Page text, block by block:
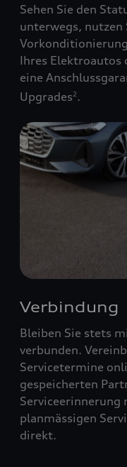
Sehen Sie den
unterwegs, nutzen
Ihres Elektroautos
eine
Upgrades2.
Verbindung
Bleiben Sie stets
verbunden.
Servicetermine
gespeicherten
Serviceerinnerung
planmässigen
direkt.